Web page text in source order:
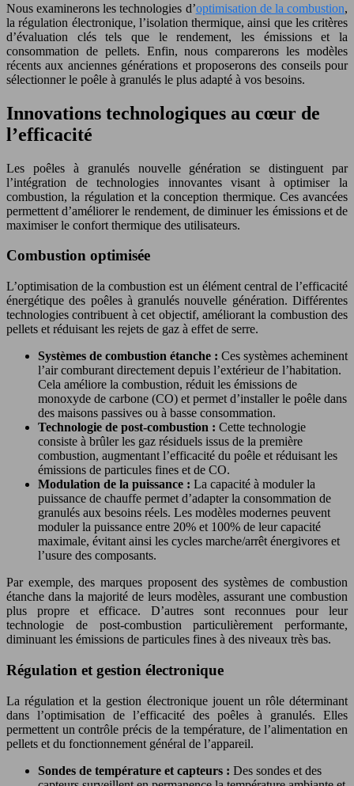
Nous examinerons les technologies d’optimisation de la combustion,
la régulation électronique, l’isolation thermique, ainsi que les critères
d’évaluation clés tels que le rendement, les émissions et la
consommation de pellets. Enfin, nous comparerons les modèles
récents aux anciennes générations et proposerons des conseils pour
sélectionner le poêle à granulés le plus adapté à vos besoins.
Innovations technologiques au cœur de
l’efficacité
Les poêles à granulés nouvelle génération se distinguent par
l’intégration de technologies innovantes visant à optimiser la
combustion, la régulation et la conception thermique. Ces avancées
permettent d’améliorer le rendement, de diminuer les émissions et de
maximiser le confort thermique des utilisateurs.
Combustion optimisée
L’optimisation de la combustion est un élément central de l’efficacité
énergétique des poêles à granulés nouvelle génération. Différentes
technologies contribuent à cet objectif, améliorant la combustion des
pellets et réduisant les rejets de gaz à effet de serre.
Systèmes de combustion étanche : Ces systèmes acheminent
l’air comburant directement depuis l’extérieur de l’habitation.
Cela améliore la combustion, réduit les émissions de
monoxyde de carbone (CO) et permet d’installer le poêle dans
des maisons passives ou à basse consommation.
Technologie de post-combustion : Cette technologie
consiste à brûler les gaz résiduels issus de la première
combustion, augmentant l’efficacité du poêle et réduisant les
émissions de particules fines et de CO.
Modulation de la puissance : La capacité à moduler la
puissance de chauffe permet d’adapter la consommation de
granulés aux besoins réels. Les modèles modernes peuvent
moduler la puissance entre 20% et 100% de leur capacité
maximale, évitant ainsi les cycles marche/arrêt énergivores et
l’usure des composants.
Par exemple, des marques proposent des systèmes de combustion
étanche dans la majorité de leurs modèles, assurant une combustion
plus propre et efficace. D’autres sont reconnues pour leur
technologie de post-combustion particulièrement performante,
diminuant les émissions de particules fines à des niveaux très bas.
Régulation et gestion électronique
La régulation et la gestion électronique jouent un rôle déterminant
dans l’optimisation de l’efficacité des poêles à granulés. Elles
permettent un contrôle précis de la température, de l’alimentation en
pellets et du fonctionnement général de l’appareil.
Sondes de température et capteurs : Des sondes et des